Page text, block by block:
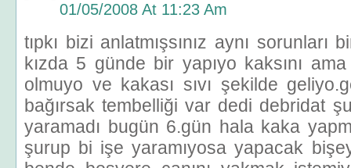
01/05/2008 At 11:23 Am
tıpkı bizi anlatmışsınız aynı sorunları
kızda 5 günde bir yapıyo kaksını
olmuyo ve kakası sıvı şekilde
bağırsak tembelliği var dedi debridat
yaramadı bugün 6.gün hala kaka
şurup bi işe yaramıyosa yapacak